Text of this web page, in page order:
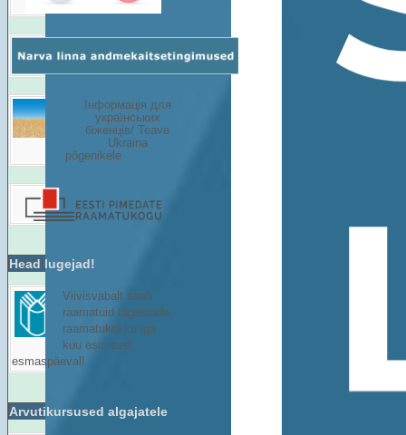
Інформація для
українських
біженців/ Teave
Ukraina
põgenikele
Head lugejad!
Viivisvabalt saab
raamatuid tagastada
raamatukokku iga
kuu esimesel
esmaspäeval!
Arvutikursused algajatele